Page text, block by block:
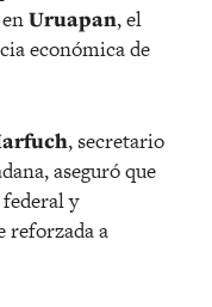
Uruapan, el
económica de
, secretario
aseguró que
y
reforzada a